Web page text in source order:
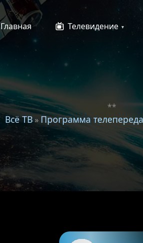
Главная Телевидение
**
Всё ТВ» Программа